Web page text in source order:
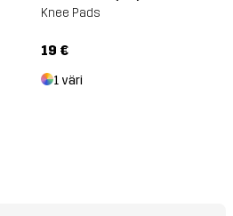
Knee Pads
19 €
1 väri